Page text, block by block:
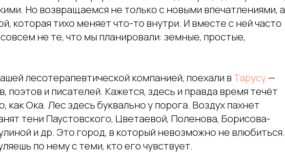
Но возвращаемся не только с новыми впечатлениями, а
которая тихо меняет что-то внутри. И вместе с ней часто
не те, что мы планировали: земные, простые,
лесотерапевтической компанией, поехали в Тарусу—
поэтов и писателей. Кажется, здесь и правда время течёт
как Ока. Лес здесь буквально у порога. Воздух пахнет
тени Паустовского, Цветаевой, Поленова, Борисова-
и др. Это город, в который невозможно не влюбиться.
по нему с теми, кто его чувствует.